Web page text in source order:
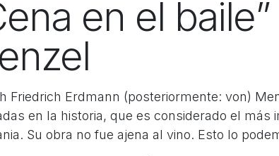
en el
Friedrich Erdmann (posteriormente: von)
en la historia, que es considerado el
Su obra no fue ajena al vino. Esto lo